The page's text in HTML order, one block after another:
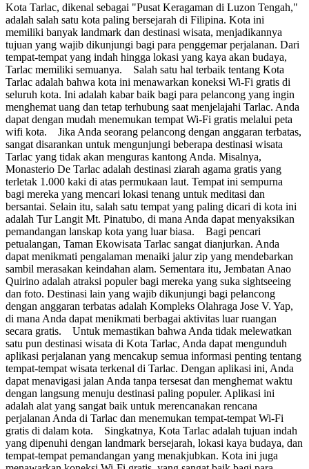
Kota Tarlac, dikenal sebagai "Pusat Keragaman di Luzon Tengah,"
adalah salah satu kota paling bersejarah di Filipina. Kota ini
memiliki banyak landmark dan destinasi wisata, menjadikannya
tujuan yang wajib dikunjungi bagi para penggemar perjalanan. Dari
tempat-tempat yang indah hingga lokasi yang kaya akan budaya,
Tarlac memiliki semuanya. Salah satu hal terbaik tentang Kota
Tarlac adalah bahwa kota ini menawarkan koneksi Wi-Fi gratis di
seluruh kota. Ini adalah kabar baik bagi para pelancong yang ingin
menghemat uang dan tetap terhubung saat menjelajahi Tarlac. Anda
dapat dengan mudah menemukan tempat Wi-Fi gratis melalui peta
wifi kota. Jika Anda seorang pelancong dengan anggaran terbatas,
sangat disarankan untuk mengunjungi beberapa destinasi wisata
Tarlac yang tidak akan menguras kantong Anda. Misalnya,
Monasterio De Tarlac adalah destinasi ziarah agama gratis yang
terletak 1.000 kaki di atas permukaan laut. Tempat ini sempurna
bagi mereka yang mencari lokasi tenang untuk meditasi dan
bersantai. Selain itu, salah satu tempat yang paling dicari di kota ini
adalah Tur Langit Mt. Pinatubo, di mana Anda dapat menyaksikan
pemandangan lanskap kota yang luar biasa. Bagi pencari
petualangan, Taman Ekowisata Tarlac sangat dianjurkan. Anda
dapat menikmati pengalaman menaiki jalur zip yang mendebarkan
sambil merasakan keindahan alam. Sementara itu, Jembatan Anao
Quirino adalah atraksi populer bagi mereka yang suka sightseeing
dan foto. Destinasi lain yang wajib dikunjungi bagi pelancong
dengan anggaran terbatas adalah Kompleks Olahraga Jose V. Yap,
di mana Anda dapat menikmati berbagai aktivitas luar ruangan
secara gratis. Untuk memastikan bahwa Anda tidak melewatkan
satu pun destinasi wisata di Kota Tarlac, Anda dapat mengunduh
aplikasi perjalanan yang mencakup semua informasi penting tentang
tempat-tempat wisata terkenal di Tarlac. Dengan aplikasi ini, Anda
dapat menavigasi jalan Anda tanpa tersesat dan menghemat waktu
dengan langsung menuju destinasi paling populer. Aplikasi ini
adalah alat yang sangat baik untuk merencanakan rencana
perjalanan Anda di Tarlac dan menemukan tempat-tempat Wi-Fi
gratis di dalam kota. Singkatnya, Kota Tarlac adalah tujuan indah
yang dipenuhi dengan landmark bersejarah, lokasi kaya budaya, dan
tempat-tempat pemandangan yang menakjubkan. Kota ini juga